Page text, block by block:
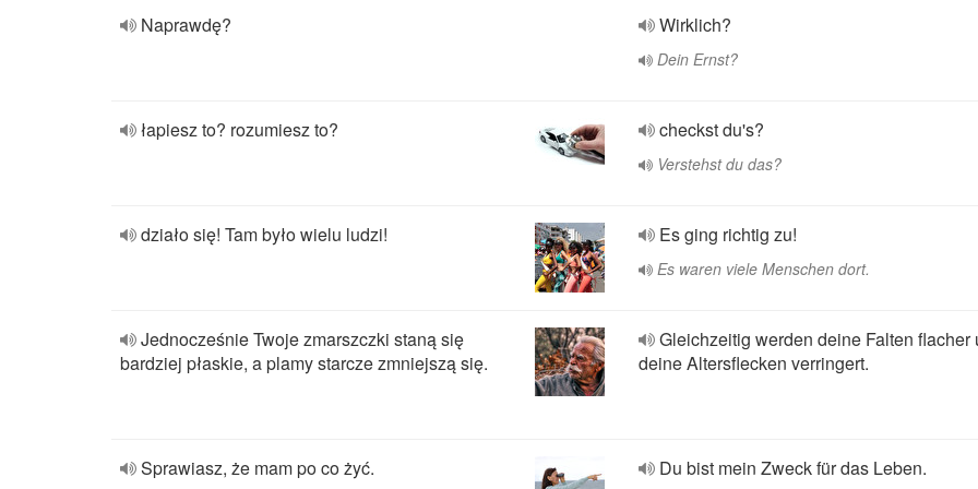
Naprawdę? Wirklich?
Dein Ernst?
łapiesz to? rozumiesz to? checkst du's?
Verstehst du das?
działo się! Tam było wielu ludzi! Es ging richtig zu!
Es waren viele Menschen dort.
Jednocześnie Twoje zmarszczki staną się
bardziej płaskie, a plamy starcze zmniejszą się.
Gleichzeitig werden deine Falten flacher
deine Altersflecken verringert.
Sprawiasz, że mam po co żyć. Du bist mein Zweck für das Leben.